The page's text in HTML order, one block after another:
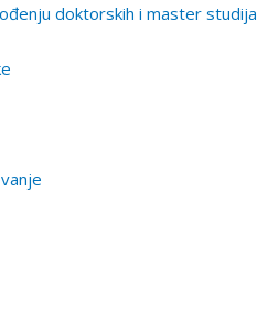
doktorskih i master studija